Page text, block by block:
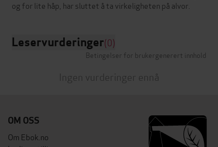
Leservurderinger(0)
Betingelser for brukergenerert innhold
Ingen vurderinger ennå
OM OSS
Om Ebok.no